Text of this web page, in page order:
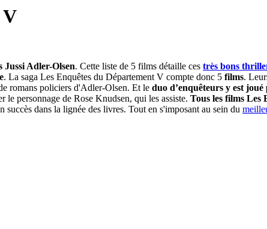
V
Jussi Adler-Olsen. Cette liste de 5 films détaille ces très bons
. La saga Les Enquêtes du Département V compte donc 5 films.
romans policiers d'Adler-Olsen. Et le duo d’enquêteurs y est
personnage de Rose Knudsen, qui les assiste. Tous les films Les
succès dans la lignée des livres. Tout en s'imposant au sein du